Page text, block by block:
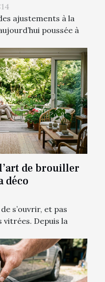
ajustements à la
poussée à
de brouiller
déco
s’ouvrir, et pas
vitrées. Depuis la